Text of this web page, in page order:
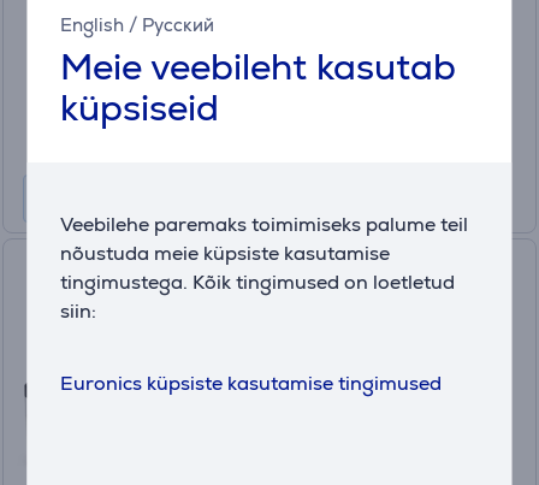
English / Русский
Meie veebileht kasutab
küpsiseid
Veebilehe paremaks toimimiseks palume teil
nõustuda meie küpsiste kasutamise
tingimustega. Kõik tingimused on loetletud
siin:
Euronics küpsiste kasutamise tingimused
Hind:
529
Saeco GranAroma Deluxe,
must - Espressomasin